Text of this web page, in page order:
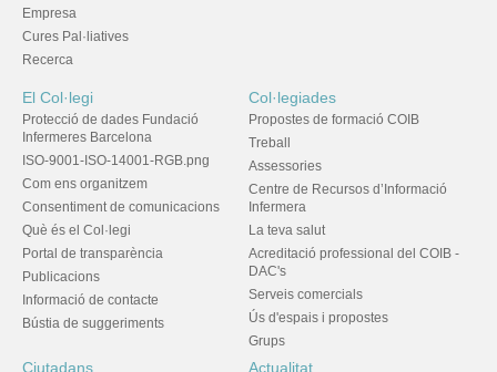
Empresa
Cures Pal·liatives
Recerca
El Col·legi
Protecció de dades Fundació
Infermeres Barcelona
ISO-9001-ISO-14001-RGB.png
Com ens organitzem
Consentiment de comunicacions
Què és el Col·legi
Portal de transparència
Publicacions
Informació de contacte
Bústia de suggeriments
Col·legiades
Propostes de formació COIB
Treball
Assessories
Centre de Recursos d’Informació
Infermera
La teva salut
Acreditació professional del COIB -
DAC's
Serveis comercials
Ús d'espais i propostes
Grups
Ciutadans Actualitat